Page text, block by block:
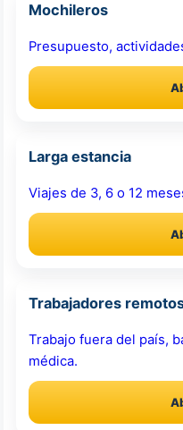
Mochileros
Presupuesto,
Larga estancia
Viajes de 3, 6 o 12
Trabajadores
Trabajo fuera del país,
médica.